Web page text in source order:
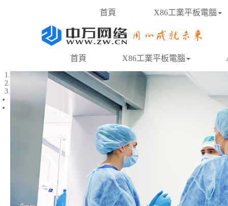
首頁 X86工業平板電腦
首頁 X86工業平板電腦
Previous